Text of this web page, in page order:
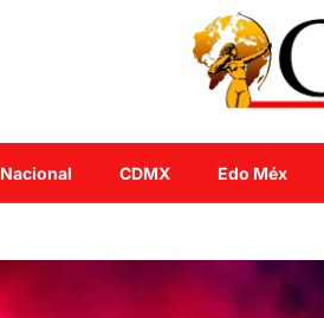
Nacional CDMX Edo Méx